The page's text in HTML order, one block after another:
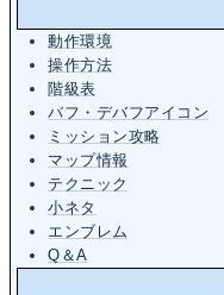
動作環境
操作方法
階級表
バフ・デバフアイコン
ミッション攻略
マップ情報
テクニック
小ネタ
エンブレム
Q＆A